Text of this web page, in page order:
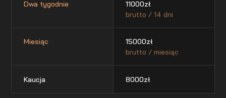
Dwa tygodnie 11000zł
brutto / 14 dni
Miesiąc 15000zł
brutto / miesiąc
Kaucja 8000zł